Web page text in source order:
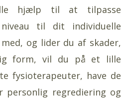
hjælp til at tilpasse
til dit individuelle
og lider du af skader,
form, vil du på et lille
fysioterapeuter, have de
personlig regrediering og